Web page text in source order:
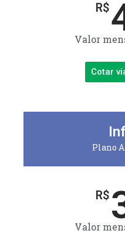
R$
Valor
Cotar
Plano
R$
Valor